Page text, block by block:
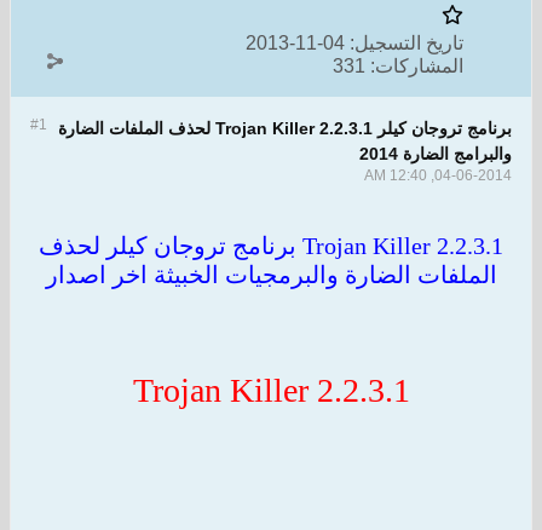
تاريخ التسجيل: 04-11-2013
المشاركات: 331
#1
برنامج تروجان كيلر Trojan Killer 2.2.3.1 لحذف الملفات الضارة
الضارة 2014
04-06-2014,
Trojan Killer 2.2.3.1 برنامج تروجان كيلر لحذف
الضارة والبرمجيات الخبيثة اخر اصدار
Trojan Killer 2.2.3.1